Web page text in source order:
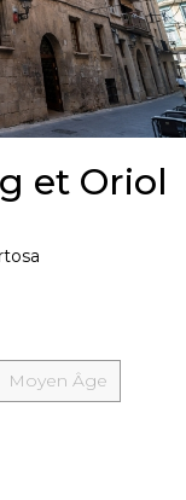
et Oriol
Moyen Âge